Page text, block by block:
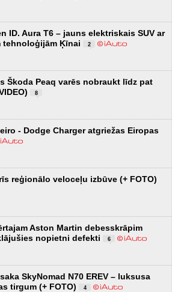
ID. Aura T6 – jauns elektriskais SUV ar
tehnoloģijām Ķīnai
2
Škoda Peaq varēs nobraukt līdz pat
8
- Dodge Charger atgriežas Eiropas
reģionālo veloceļu izbūve (+ FOTO)
Aston Martin debesskrāpim
nopietni defekti
6
SkyNomad N70 EREV – luksusa
tirgum (+ FOTO)
4